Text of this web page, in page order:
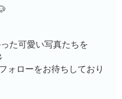
た可愛い写真たちを
ォローをお待ちしており